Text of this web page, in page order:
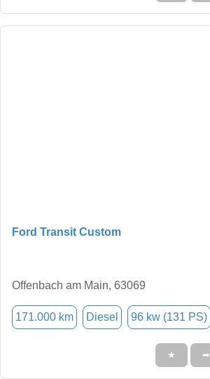
Ford Transit Custom
Offenbach am Main, 63069
171.000 km Diesel 96 kw (131 PS)
★ ➦